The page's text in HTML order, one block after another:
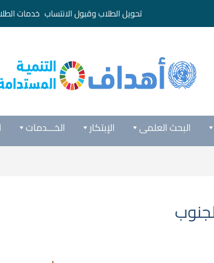
تحويل الطلاب وقبول الانتساب خدمات
الخـــدمات الإبتكار البحث العلمى